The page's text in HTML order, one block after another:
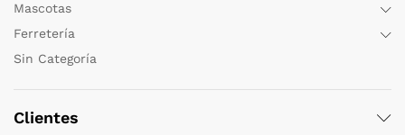
Mascotas
Ferretería
Sin Categoría
Clientes